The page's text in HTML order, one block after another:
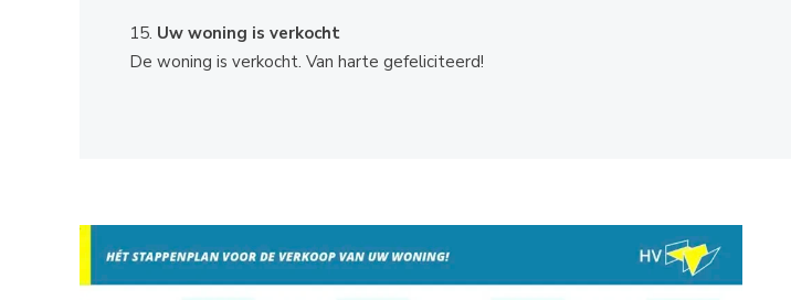
Uw woning is verkocht
De woning is verkocht. Van harte gefeliciteerd!